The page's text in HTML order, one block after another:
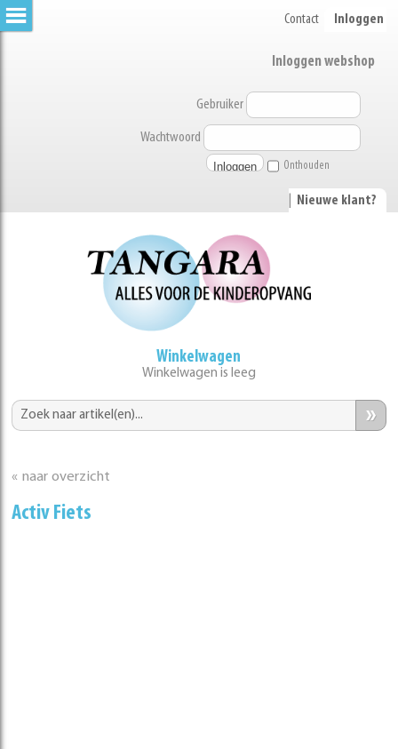
Contact Inloggen
Inloggen webshop
Gebruiker
Wachtwoord
Onthouden
Nieuwe klant?
Winkelwagen
Winkelwagen is leeg
»
« naar overzicht
Activ Fiets